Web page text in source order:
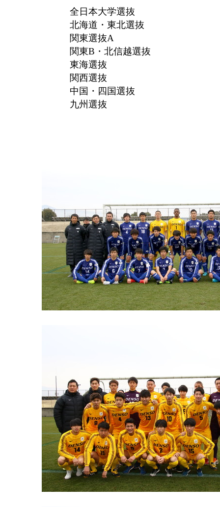
全日本大学選抜
北海道・東北選抜
関東選抜A
関東B・北信越選抜
東海選抜
関西選抜
中国・四国選抜
九州選抜